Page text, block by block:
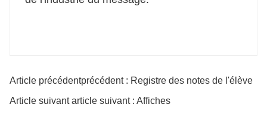
Article précédentprécédent : Registre des notes de l'élève
Article suivant article suivant : Affiches